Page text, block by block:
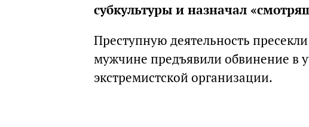
субкультуры и назначал
Преступную деятельность
мужчине предъявили обвинение в
экстремистской организации.